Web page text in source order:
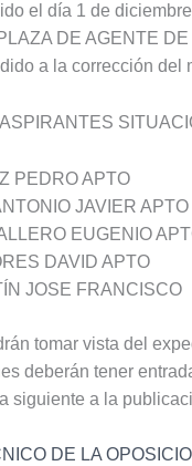
el día 1 de
DE AGENTE
a la corrección del
PEDRO APTO
JAVIER APTO
EUGENIO
DAVID APTO
JOSE FRANCISCO
tomar vista del
deberán tener
siguiente a la
DE LA